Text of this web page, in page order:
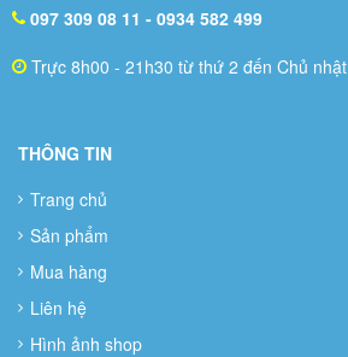
097 309 08 11 - 0934 582 499
Trực 8h00 - 21h30 từ thứ 2 đến Chủ nhật
THÔNG TIN
Trang chủ
Sản phẩm
Mua hàng
Liên hệ
Hình ảnh shop